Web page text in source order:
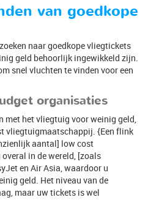
van goedkope
naar goedkope vliegtickets
geld behoorlijk ingewikkeld zijn.
snel vluchten te vinden voor een
organisaties
met het vliegtuig voor weinig geld,
vliegtuigmaatschappij. {Een flink
aantal] low cost
in de wereld, [zoals
en Air Asia, waardoor u
geld. Het niveau van de
maar uw tickets is wel